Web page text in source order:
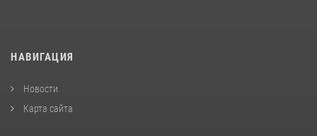
НАВИГАЦИЯ
Новости
Карта сайта